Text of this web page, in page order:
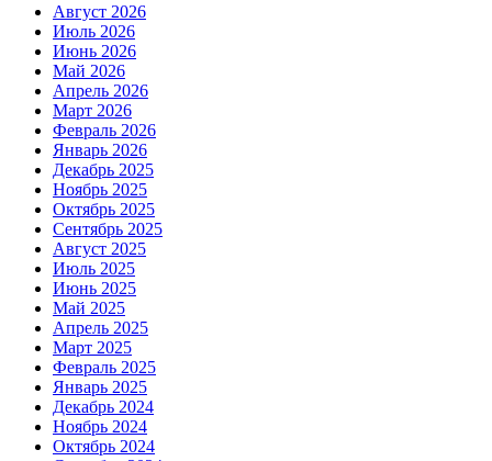
Август 2026
Июль 2026
Июнь 2026
Май 2026
Апрель 2026
Март 2026
Февраль 2026
Январь 2026
Декабрь 2025
Ноябрь 2025
Октябрь 2025
Сентябрь 2025
Август 2025
Июль 2025
Июнь 2025
Май 2025
Апрель 2025
Март 2025
Февраль 2025
Январь 2025
Декабрь 2024
Ноябрь 2024
Октябрь 2024